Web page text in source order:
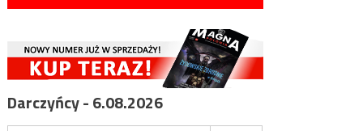
Darczyńcy - 6.08.2026